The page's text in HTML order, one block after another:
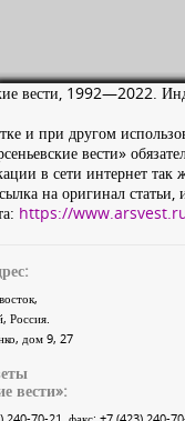
вести, 1992—2022.
и при другом
вести»
в сети интернет так
на оригинал статьи,
https://
,
, Россия
, дом 9, 27
вести»: